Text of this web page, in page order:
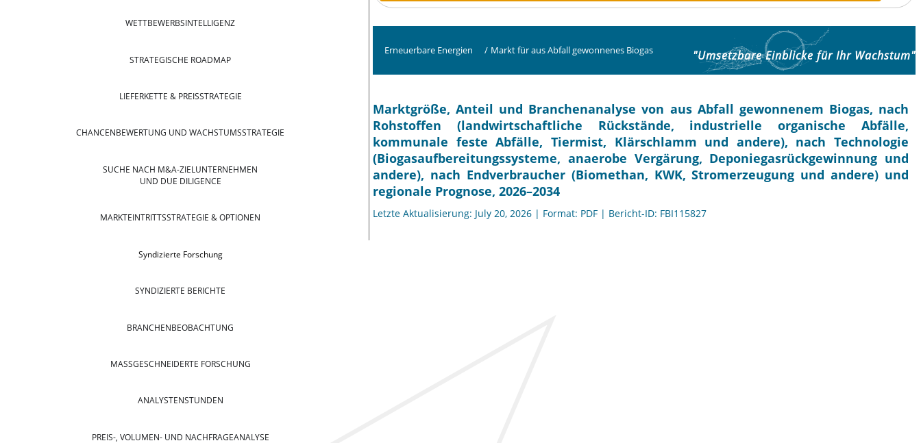
WETTBEWERBSINTELLIGENZ
STRATEGISCHE ROADMAP
LIEFERKETTE & PREISSTRATEGIE
CHANCENBEWERTUNG UND WACHSTUMSSTRATEGIE
SUCHE NACH M&A-ZIELUNTERNEHMEN
UND DUE DILIGENCE
MARKTEINTRITTSSTRATEGIE & OPTIONEN
Syndizierte Forschung
SYNDIZIERTE BERICHTE
BRANCHENBEOBACHTUNG
MASSGESCHNEIDERTE FORSCHUNG
ANALYSTENSTUNDEN
PREIS-, VOLUMEN- UND NACHFRAGEANALYSE
Erneuerbare Energien / Markt für aus Abfall gewonnenes Biogas "Umsetzbare Einblicke für Ihr Wachstum"
Marktgröße, Anteil und Branchenanalyse von aus Abfall gewonnenem Biogas, nach
Rohstoffen (landwirtschaftliche Rückstände, industrielle organische Abfälle,
kommunale feste Abfälle, Tiermist, Klärschlamm und andere), nach Technologie
(Biogasaufbereitungssysteme, anaerobe Vergärung, Deponiegasrückgewinnung und
andere), nach Endverbraucher (Biomethan, KWK, Stromerzeugung und andere) und
regionale Prognose, 2026–2034
Letzte Aktualisierung: July 20, 2026 | Format: PDF | Bericht-ID: FBI115827